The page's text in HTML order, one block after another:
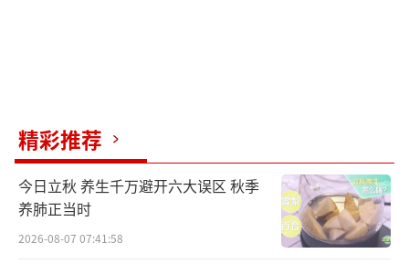
精彩推荐
今日立秋 养生千万避开六大误区 秋季
养肺正当时
2026-08-07 07:41:58